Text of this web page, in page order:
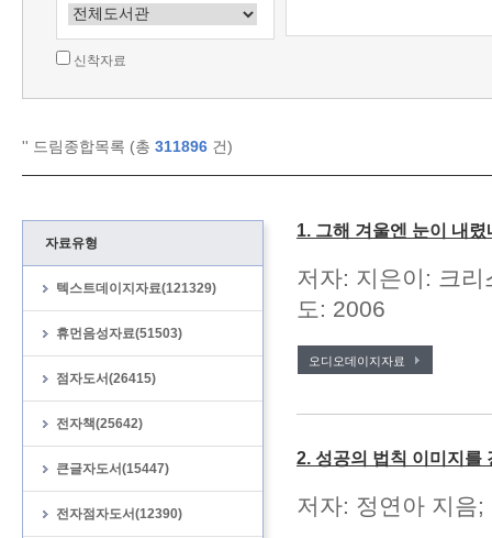
신착자료
'' 드림종합목록 (총 311896 건)
자료유형
텍스트데이지자료(121329)
휴먼음성자료(51503)
점자도서(26415)
전자책(25642)
큰글자도서(15447)
전자점자도서(12390)
1. 그해 겨울엔 눈이 내렸
저자: 지은이: 크
도: 2006
오디오데이지자료
2. 성공의 법칙 이미지를
저자: 정연아 지음